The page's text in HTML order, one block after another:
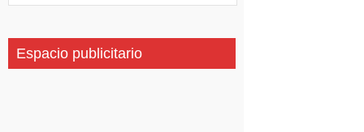
Espacio publicitario